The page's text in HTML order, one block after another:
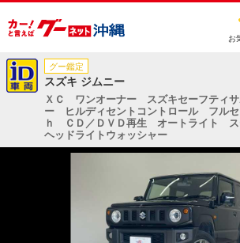
お
グー鑑定
スズキ ジムニー
ＸＣ ワンオーナー スズキセーフティ
ー ヒルディセントコントロール フル
ｈ ＣＤ／ＤＶＤ再生 オートライト ス
ヘッドライトウォッシャー